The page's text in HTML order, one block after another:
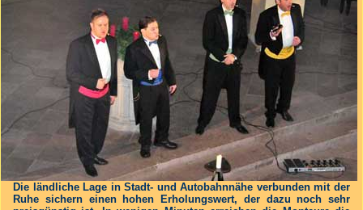
Die ländliche Lage in Stadt- und Autobahnnähe verbunden mit der
Ruhe sichern einen hohen Erholungswert, der dazu noch sehr